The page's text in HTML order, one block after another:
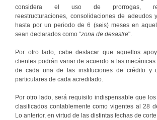
considera el uso de prorrogas,
reestructuraciones, consolidaciones de adeudos
hasta por un periodo de 6 (seis) meses en
sean declarados como “zona de desastre".
Por otro lado, cabe destacar que aquellos
clientes podrán variar de acuerdo a las
de cada una de las instituciones de crédito y
particulares de cada acreditado.
Por otro lado, será requisito indispensable que
clasificados contablemente como vigentes al 28
Lo anterior, en virtud de las distintas fechas de